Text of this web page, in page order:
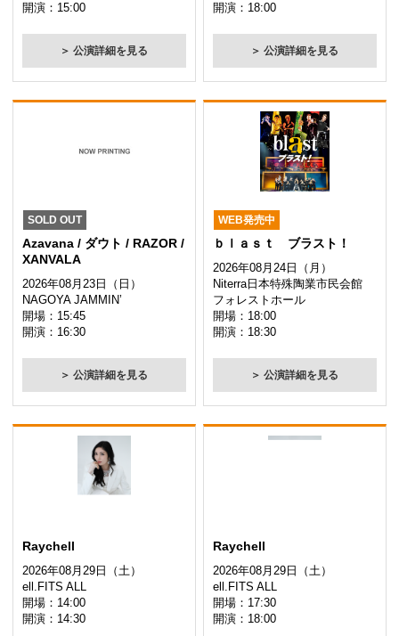
開演：15:00
＞ 公演詳細を見る
開演：18:00
＞ 公演詳細を見る
SOLD OUT
Azavana / ダウト / RAZOR /
XANVALA
2026年08月23日（日）
NAGOYA JAMMIN’
開場：15:45
開演：16:30
＞ 公演詳細を見る
WEB発売中
ｂｌａｓｔ ブラスト！
2026年08月24日（月）
Niterra日本特殊陶業市民会館
フォレストホール
開場：18:00
開演：18:30
＞ 公演詳細を見る
Raychell
2026年08月29日（土）
ell.FITS ALL
開場：14:00
開演：14:30
Raychell
2026年08月29日（土）
ell.FITS ALL
開場：17:30
開演：18:00